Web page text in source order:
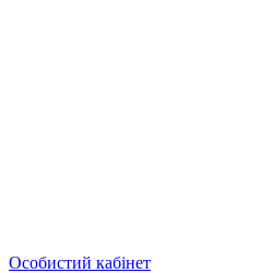
Особистий кабінет